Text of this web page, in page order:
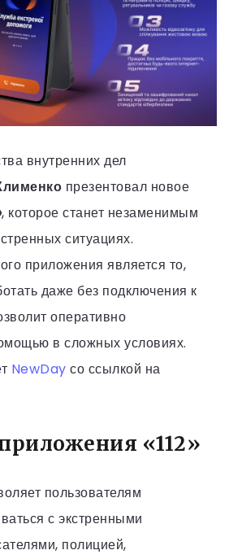
внутренних дел
презентовал новое
, которое станет незаменимым
ситуациях.
приложения является то,
даже без подключения к
оперативно
в сложных условиях.
NewDay со ссылкой на
я «112»
пользователям
с экстренными
полицией,